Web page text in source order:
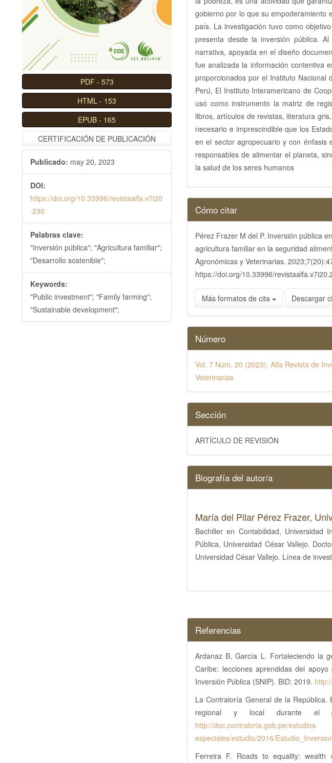
p
a
B
a
PDF - 573
HTML- 153
EPUB- 165
CERTIFICACIÓN DE PUBLICACIÓN
Publicado: may 20, 2023
DOI:
https://doi.org/10.33996/revistaalfa.v7i20
.230
Palabras clave:
"Inversión pública"; "Agricultura familiar";
"Desarrollo sostenible";
Keywords:
"Public investment"; "Family farming";
"Sustainable development";
gobierno por lo que su empoderamiento
país. La investigación tuvo como
presenta desde la inversión pública.
narrativa, apoyada en el diseño
fue analizada la información contentiva
proporcionados por el Instituto Nacional
Perú, El Instituto Interamericano de
usó como instrumento la matriz de
libros, artículos de revistas, literatura
necesario e imprescindible que los
en el sector agropecuario y con énfasis
responsables de alimentar el planeta,
la salud de los seres humanos
Detalles
del
artículo
Cómo citar
Pérez Frazer M del P. Inversión pública
agricultura familiar en la seguridad
Agronómicas y Veterinarias.
https://doi.org/10.33996/
Más formatos de cita Descargar
Número
Vol. 7 Núm. 20 (2023): Alfa Revista de
Veterinarias
Sección
ARTÍCULO DE REVISIÓN
Biografía del autor/a
María del Pilar Pérez Frazer,
Bachiller en Contabilidad, Universidad
Pública, Universidad César Vallejo.
Universidad César Vallejo. Línea de
Referencias
Ardanaz B, García L. Fortaleciendo la
Caribe: lecciones aprendidas del
Inversión Pública (SNIP). BID; 2019.
La Contraloría General de la
regional y local durante el
http://doc.contraloria.gob.pe/estudios-
especiales/estudio/2016/
Ferreira F. Roads to equality: wealth